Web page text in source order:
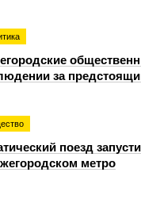
за
поезд
метро